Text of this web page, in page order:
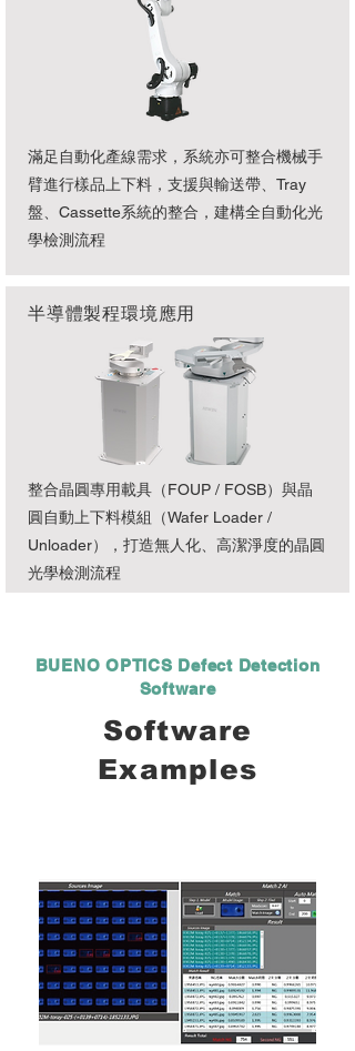
滿足自動化產線需求，系統亦可整合機械手
臂進行樣品上下料，支援與輸送帶、Tray
盤、Cassette系統的整合，建構全自動化光
學檢測流程
半導體製程環境應用
整合晶圓專用載具（FOUP / FOSB）與晶
圓自動上下料模組（Wafer Loader /
Unloader），打造無人化、高潔淨度的晶圓
光學檢測流程
BUENO OPTICS Defect Detection
Software
Software
Examples